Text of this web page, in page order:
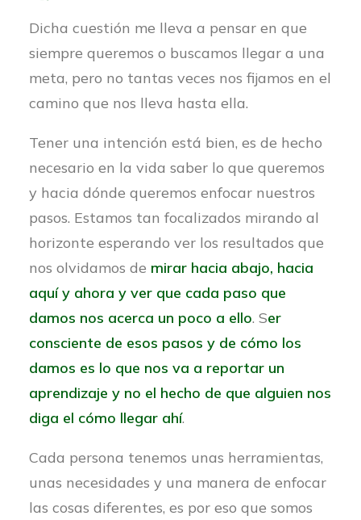
Dicha cuestión me lleva a pensar en que
siempre queremos o buscamos llegar a una
meta, pero no tantas veces nos fijamos en el
camino que nos lleva hasta ella.
Tener una intención está bien, es de hecho
necesario en la vida saber lo que queremos
y hacia dónde queremos enfocar nuestros
pasos. Estamos tan focalizados mirando al
horizonte esperando ver los resultados que
nos olvidamos de mirar hacia abajo, hacia
aquí y ahora y ver que cada paso que
damos nos acerca un poco a ello. Ser
consciente de esos pasos y de cómo los
damos es lo que nos va a reportar un
aprendizaje y no el hecho de que alguien nos
diga el cómo llegar ahí.
Cada persona tenemos unas herramientas,
unas necesidades y una manera de enfocar
las cosas diferentes, es por eso que somos